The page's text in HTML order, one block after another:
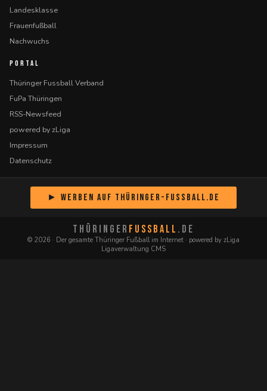
Landesklasse
Frauenfußball
Nachwuchs
PORTAL
Thüringer Fussball Verband
FuPa Thüringen
RSS-Newsfeed
powered by zLiga
Impressum
Datenschutz
► Werben auf Thüringer-Fussball.de
THÜRINGER FUSSBALL .DE
© 2026 · Der gesamte Thüringer Fußball im Internet · powered by zLiga
Ligaverwaltung CMS